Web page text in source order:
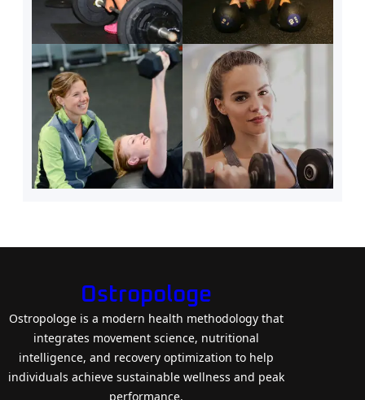
Ostropologe
Ostropologe is a modern health methodology that
integrates movement science, nutritional
intelligence, and recovery optimization to help
individuals achieve sustainable wellness and peak
performance.